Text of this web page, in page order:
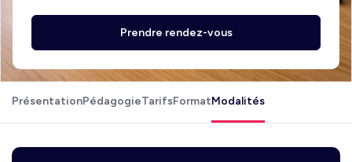
Prendre rendez-vous
PrésentationPédagogieTarifsFormatModalités